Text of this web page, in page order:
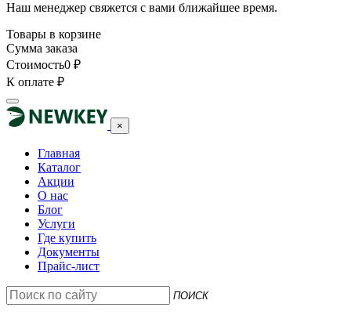
Наш менеджер свяжется с вами ближайшее время.
Товары в корзине
Сумма заказа
Стоимость0 ₽
К оплате ₽
×
Главная
Каталог
Акции
О нас
Блог
Услуги
Где купить
Документы
Прайс-лист
ПОИСК